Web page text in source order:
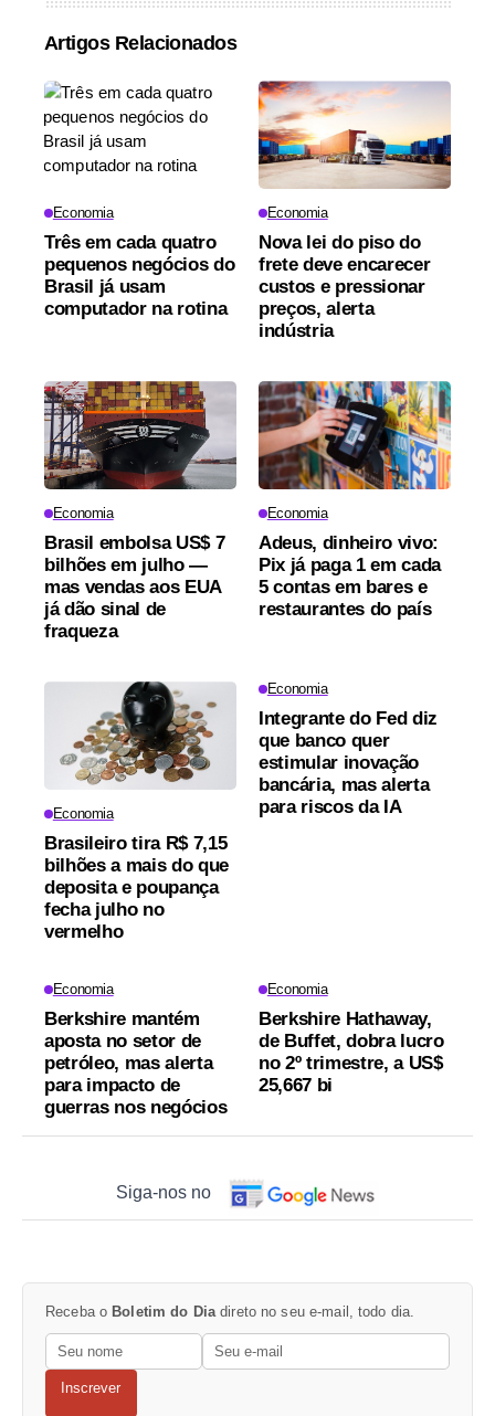
Artigos Relacionados
Economia
Três em cada quatro
pequenos negócios do
Brasil já usam
computador na rotina
Economia
Nova lei do piso do
frete deve encarecer
custos e pressionar
preços, alerta
indústria
Economia
Brasil embolsa US$ 7
bilhões em julho —
mas vendas aos EUA
já dão sinal de
fraqueza
Economia
Adeus, dinheiro vivo:
Pix já paga 1 em cada
5 contas em bares e
restaurantes do país
Economia
Brasileiro tira R$ 7,15
bilhões a mais do que
deposita e poupança
fecha julho no
vermelho
Economia
Integrante do Fed diz
que banco quer
estimular inovação
bancária, mas alerta
para riscos da IA
Economia
Berkshire mantém
aposta no setor de
petróleo, mas alerta
para impacto de
guerras nos negócios
Economia
Berkshire Hathaway,
de Buffet, dobra lucro
no 2º trimestre, a US$
25,667 bi
Siga-nos no
Receba o Boletim do Dia direto no seu e-mail, todo dia.
Inscrever